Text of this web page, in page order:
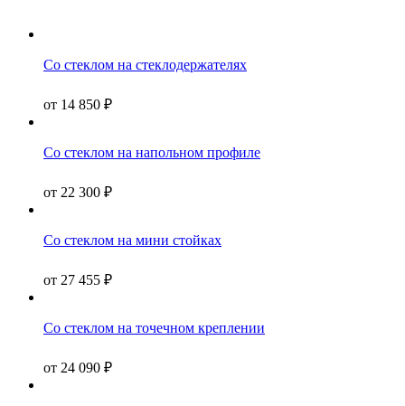
Со стеклом на стеклодержателях
от 14 850 ₽
Со стеклом на напольном профиле
от 22 300 ₽
Со стеклом на мини стойках
от 27 455 ₽
Со стеклом на точечном креплении
от 24 090 ₽